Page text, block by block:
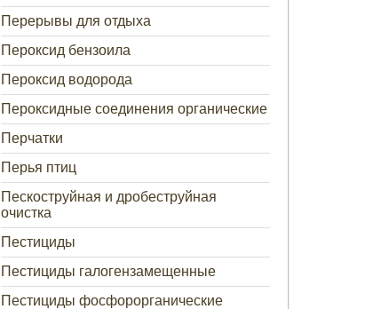
Перерывы для отдыха
Пероксид бензоила
Пероксид водорода
Пероксидные соединения органические
Перчатки
Перья птиц
Пескоструйная и дробеструйная
очистка
Пестициды
Пестициды галогензамещенные
Пестициды фосфорорганические